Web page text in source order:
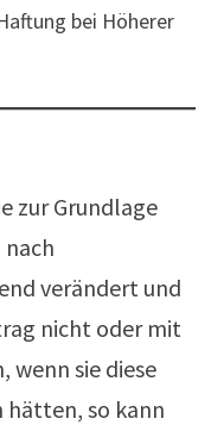
bei Höherer
zur Grundlage
nach
verändert und
nicht oder mit
wenn sie diese
hätten, so kann